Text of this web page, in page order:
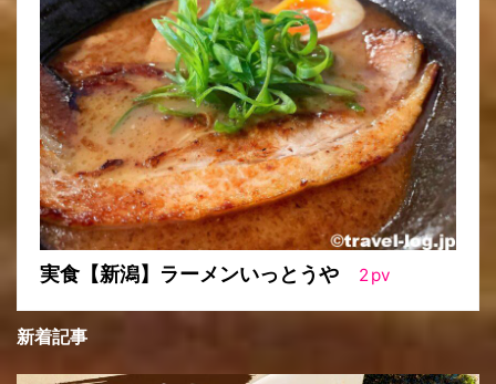
実食【新潟】ラーメンいっとうや 2 pv
新着記事